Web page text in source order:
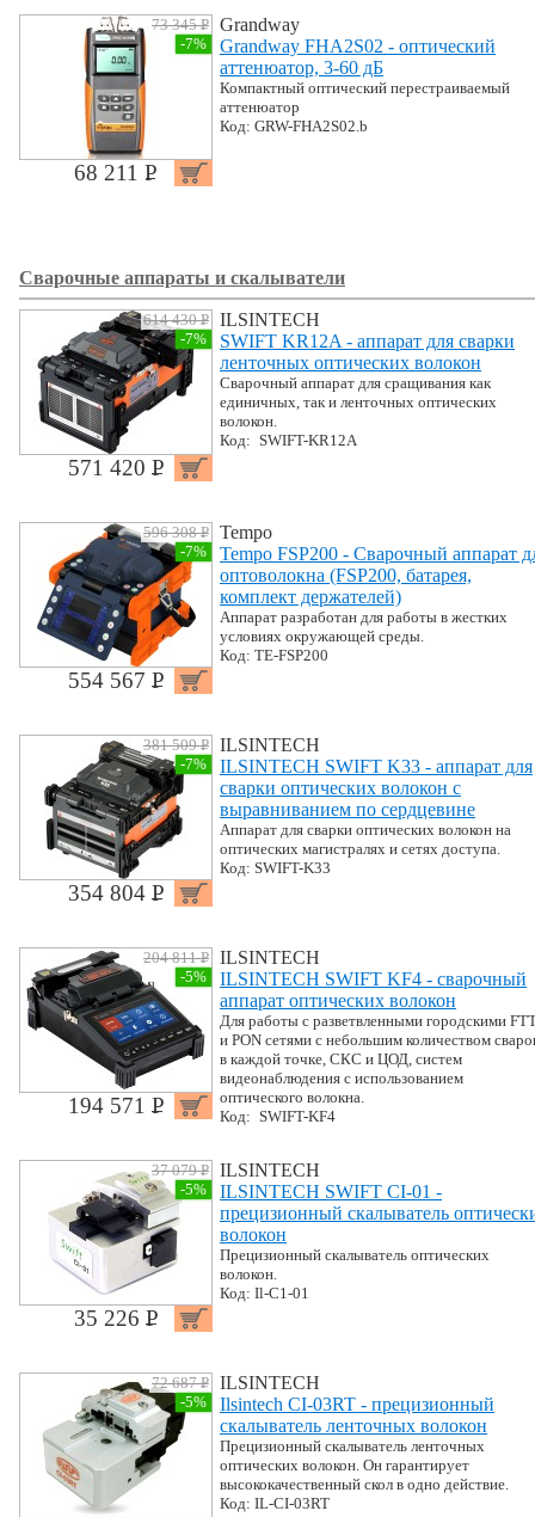
73 345 PУБ.
-7%
68 211 P УБ.
Grandway
Grandway FHA2S02 - оптический
аттенюатор, 3-60 дБ
Компактный оптический перестраиваемый
аттенюатор
Код: GRW-FHA2S02.b
Сварочные аппараты и скалыватели
614 430 PУБ.
-7%
571 420 P УБ.
ILSINTECH
SWIFT KR12A - аппарат для сварки
ленточных оптических волокон
Сварочный аппарат для сращивания как
единичных, так и ленточных оптических
волокон.
Код: SWIFT-KR12A
596 308 PУБ.
-7%
554 567 P УБ.
Tempo
Tempo FSP200 - Сварочный аппарат
оптоволокна (FSP200, батарея,
комплект держателей)
Аппарат разработан для работы в жестких
условиях окружающей среды.
Код: TE-FSP200
381 509 PУБ.
-7%
354 804 P УБ.
ILSINTECH
ILSINTECH SWIFT K33 - аппарат для
сварки оптических волокон с
выравниванием по сердцевине
Аппарат для сварки оптических волокон на
оптических магистралях и сетях доступа.
Код: SWIFT-K33
204 811 PУБ.
-5%
194 571 P УБ.
ILSINTECH
ILSINTECH SWIFT KF4 - сварочный
аппарат оптических волокон
Для работы с разветвленными городскими
и PON сетями с небольшим количеством
в каждой точке, СКС и ЦОД, систем
видеонаблюдения с использованием
оптического волокна.
Код: SWIFT-KF4
37 079 PУБ.
-5%
35 226 P УБ.
ILSINTECH
ILSINTECH SWIFT CI-01 -
прецизионный скалыватель
волокон
Прецизионный скалыватель оптических
волокон.
Код: Il-C1-01
72 687 PУБ.
-5%
ILSINTECH
Ilsintech CI-03RT - прецизионный
скалыватель ленточных волокон
Прецизионный скалыватель ленточных
оптических волокон. Он гарантирует
высококачественный скол в одно действие.
Код: IL-CI-03RT